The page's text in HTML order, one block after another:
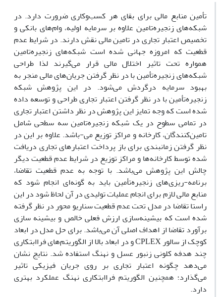
تأمین منابع مالی برای بقای هر کسب‌وکاری ضرورت دارد. در
شبکه‌های زنجیره‌تامین علاوه بر سرمایه اولیه، وام‌های بانکی و
تخصیص اعتبار تجاری در تامین مالی نقش دارند. در شرایط عدم
قطعیت که امروزه جهانی شده است شبکه‌های زنجیره‌تامین
همواره تحت تاثیر اختلال مالی قرار می‌گیرند لذا طراحی
شبکه‌های زنجیره‌تأمین با در نظر گرفتن جریان‌های مالی منجر به
بهبود سرمایه درگردش می‌شود. در این پژوهش شبکه
زنجیره‌تأمین با در نظر گرفتن اعتبار تجاری طراحی و توسعه داده
شده است که وجه تمایز این پژوهش در نظر داشتن اعتبار تجاری
در تمامی سطوح در یک شبکه‌ زنجیره‌تامین سه سطحی شامل
تامین‌کنندگان، کارخانه‌ و مراکز توزیع می-باشد. علاوه بر این در
نظر گرفتن زمانبندی برای باز پرداخت اعتبارهای تجاری دریافت
شده توسط کارخانه‌ها و مراکز توزیع در شرایط عدم قطعیت دیگر
چالش این پژوهش می‌باشد. با توجه به عدم قطعیت تقاضا،
برنامه-ریزی‌های زنجیره‌تأمین باید به گونه‌ای انجام شود که
منابع مالی لازم برای انجام عملیات تولیدی در آن لحاظ شود در این
راستا تقاضا در مدل تحت عدم قطعیت سناریو محور در نظر گرفته
شده است که بیشینه‌سازی ارزش فعلی خالص و بیشینه سازی
برآورد تقاضا از اهداف اصلی آن می‌باشد. برای حل مدل در ابعاد
کوچک از سالور CPLEX و در ابعاد بالا از الگوریتم‌های فراابتکاری
چند هدفه کلونی زنبور عسل و نهنگ استفاده شد. نتایج نشان
می‌دهد چگونه اعتبار تجاری بر روی جریان فیزیکی تاثیر
می‌گذارد؛ همچنین الگوریتم فراابتکاری نهنگ عملکرد بهتری
دارد.